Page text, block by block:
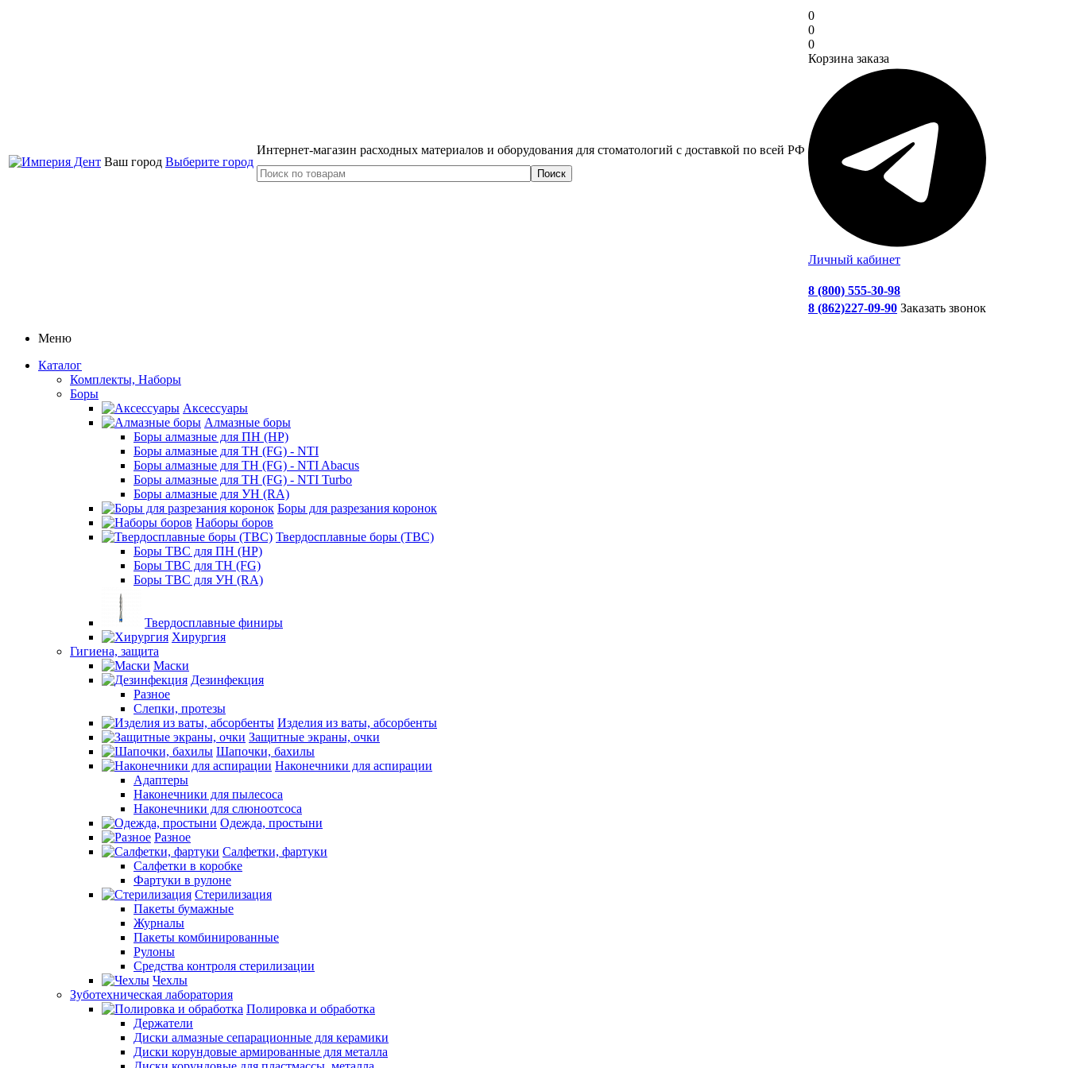
Ваш город Выберите город
Интернет-магазин расходных материалов и оборудования для стоматологий с доставкой по всей РФ
0
0
0
Корзина заказа
Личный кабинет
8 (800) 555-30-98
8 (862)227-09-90 Заказать звонок
Меню
Каталог
Комплекты, Наборы
Боры
Аксессуары
Алмазные боры
Боры алмазные для ПН (HP)
Боры алмазные для ТН (FG) - NTI
Боры алмазные для ТН (FG) - NTI Abacus
Боры алмазные для ТН (FG) - NTI Turbo
Боры алмазные для УН (RA)
Боры для разрезания коронок
Наборы боров
Твердосплавные боры (ТВС)
Боры ТВС для ПН (HP)
Боры ТВС для ТН (FG)
Боры ТВС для УН (RA)
Твердосплавные финиры
Хирургия
Гигиена, защита
Маски
Дезинфекция
Разное
Слепки, протезы
Изделия из ваты, абсорбенты
Защитные экраны, очки
Шапочки, бахилы
Наконечники для аспирации
Адаптеры
Наконечники для пылесоса
Наконечники для слюноотсоса
Одежда, простыни
Разное
Салфетки, фартуки
Салфетки в коробке
Фартуки в рулоне
Стерилизация
Пакеты бумажные
Журналы
Пакеты комбинированные
Рулоны
Средства контроля стерилизации
Чехлы
Зуботехническая лаборатория
Полировка и обработка
Держатели
Диски алмазные сепарационные для керамики
Диски корундовые армированные для металла